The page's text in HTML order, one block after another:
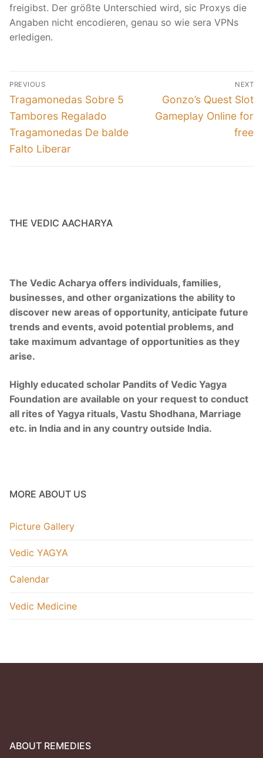
freigibst. Der größte Unterschied wird, sic Proxys die
Angaben nicht encodieren, genau so wie sera VPNs
erledigen.
Post
navigation
PREVIOUS
Previous
post:
Tragamonedas Sobre 5
Tambores Regalado
Tragamonedas De balde
Falto Liberar
NEXT
Next
post:
Gonzo’s Quest Slot
Gameplay Online for
free
THE VEDIC AACHARYA
The Vedic Acharya offers individuals, families,
businesses, and other organizations the ability to
discover new areas of opportunity, anticipate future
trends and events, avoid potential problems, and
take maximum advantage of opportunities as they
arise.
Highly educated scholar Pandits of Vedic Yagya
Foundation are available on your request to conduct
all rites of Yagya rituals, Vastu Shodhana, Marriage
etc. in India and in any country outside India.
MORE ABOUT US
Picture Gallery
Vedic YAGYA
Calendar
Vedic Medicine
ABOUT REMEDIES